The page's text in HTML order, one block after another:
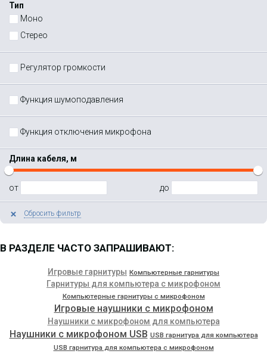
Тип
Моно
Стерео
Регулятор громкости
Функция шумоподавления
Функция отключения микрофона
Длина кабеля, м
от до
Сбросить фильтр
В РАЗДЕЛЕ ЧАСТО ЗАПРАШИВАЮТ:
Игровые гарнитуры Компьютерные гарнитуры
Гарнитуры для компьютера с микрофоном
Компьютерные гарнитуры с микрофоном
Игровые наушники с микрофоном
Наушники с микрофоном для компьютера
Наушники с микрофоном USB USB гарнитура для компьютера
USB гарнитура для компьютера с микрофоном
Проводная гарнитура "BIZ 2300
USB Duo MS Тип: 82 E-STD, (NC =
шумоподавление микрофона),
кевларовый шнур, угол вращения
шанги микрофона 360 градусов,
USB разъем, кнопка ответа на
вызов, контроля звука на шнуре,